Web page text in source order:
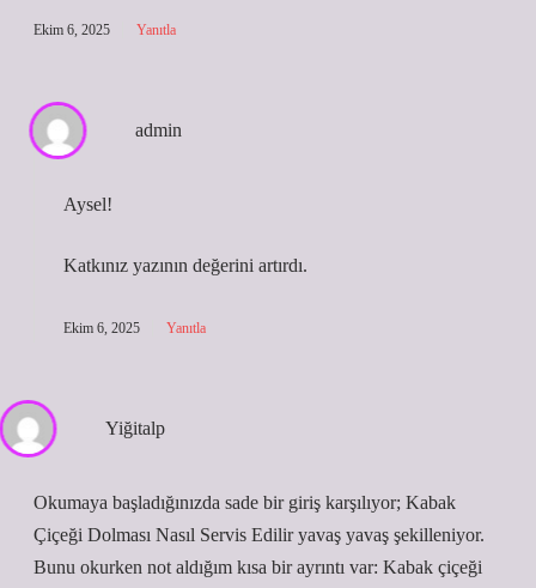
Ekim 6, 2025 Yanıtla
admin
Aysel!
Katkınız yazının değerini artırdı.
Ekim 6, 2025 Yanıtla
Yiğitalp
Okumaya başladığınızda sade bir giriş karşılıyor; Kabak
Çiçeği Dolması Nasıl Servis Edilir yavaş yavaş şekilleniyor.
Bunu okurken not aldığım kısa bir ayrıntı var: Kabak çiçeği